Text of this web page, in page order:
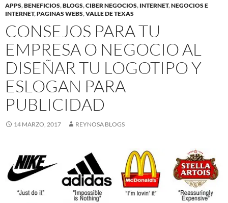
APPS,BENEFICIOS,BLOGS,CIBER NEGOCIOS, INTERNET,NEGOCIOS E
INTERNET,PAGINAS WEBS,VALLE DE TEXAS
CONSEJOS PARA TU
EMPRESA O NEGOCIO AL
DISEÑAR TU LOGOTIPO Y
ESLOGAN PARA
PUBLICIDAD
14 MARZO, 2017 REYNOSA BLOGS